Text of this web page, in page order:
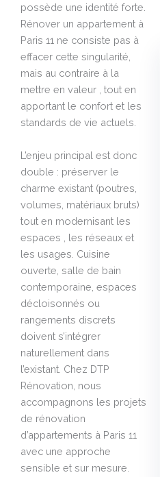
possède une identité forte.
Rénover un appartement à
Paris 11 ne consiste pas à
effacer cette singularité,
mais au contraire à la
mettre en valeur , tout en
apportant le confort et les
standards de vie actuels.
L’enjeu principal est donc
double : préserver le
charme existant (poutres,
volumes, matériaux bruts)
tout en modernisant les
espaces , les réseaux et
les usages. Cuisine
ouverte, salle de bain
contemporaine, espaces
décloisonnés ou
rangements discrets
doivent s’intégrer
naturellement dans
l’existant. Chez DTP
Rénovation, nous
accompagnons les projets
de rénovation
d’appartements à Paris 11
avec une approche
sensible et sur mesure.